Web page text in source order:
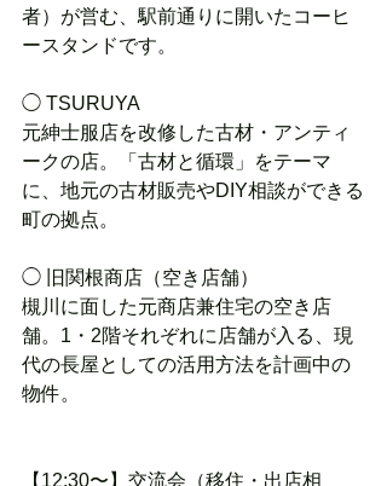
者）が営む、駅前通りに開いたコーヒ
ースタンドです。
◯ TSURUYA
元紳士服店を改修した古材・アンティ
ークの店。「古材と循環」をテーマ
に、地元の古材販売やDIY相談ができる
町の拠点。
◯ 旧関根商店（空き店舗）
槻川に面した元商店兼住宅の空き店
舗。1・2階それぞれに店舗が入る、現
代の長屋としての活用方法を計画中の
物件。
【12:30〜】交流会（移住・出店相